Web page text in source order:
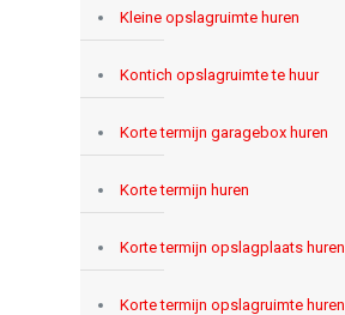
Kleine opslagruimte huren
Kontich opslagruimte te huur
Korte termijn garagebox huren
Korte termijn huren
Korte termijn opslagplaats huren
Korte termijn opslagruimte huren